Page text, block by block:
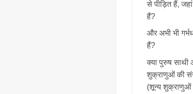
से पीड़ित हैं, जहां
हैं?
और अभी भी
हैं?
क्या पुरुष साथी
शुक्राणुओं की
(शून्य शुक्राणुओं